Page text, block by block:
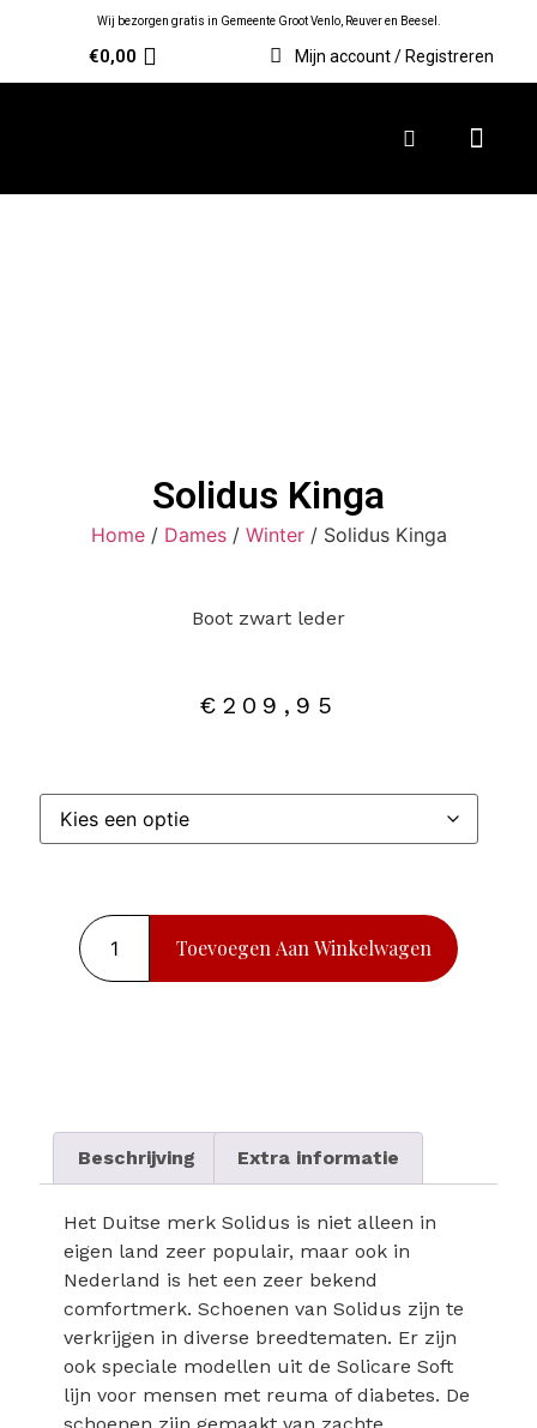
Wij bezorgen gratis in Gemeente Groot Venlo, Reuver en Beesel.
€0,00 Mijn account / Registreren
Solidus Kinga
Home/ Dames/ Winter/ Solidus Kinga
Boot zwart leder
€ 209,95
Toevoegen Aan Winkelwagen
Beschrijving Extra informatie
Het Duitse merk Solidus is niet alleen in
eigen land zeer populair, maar ook in
Nederland is het een zeer bekend
comfortmerk. Schoenen van Solidus zijn te
verkrijgen in diverse breedtematen. Er zijn
ook speciale modellen uit de Solicare Soft
lijn voor mensen met reuma of diabetes. De
schoenen zijn gemaakt van zachte